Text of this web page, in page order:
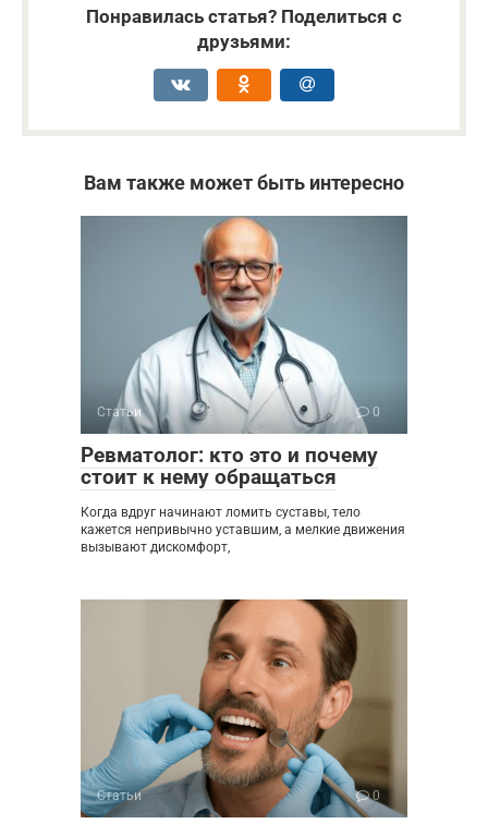
Понравилась статья? Поделиться с
друзьями:
Вам также может быть интересно
Статьи 0
Ревматолог: кто это и почему
стоит к нему обращаться
Когда вдруг начинают ломить суставы, тело
кажется непривычно уставшим, а мелкие движения
вызывают дискомфорт,
Статьи 0